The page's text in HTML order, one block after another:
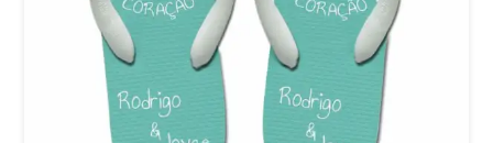
Iniciar conversa